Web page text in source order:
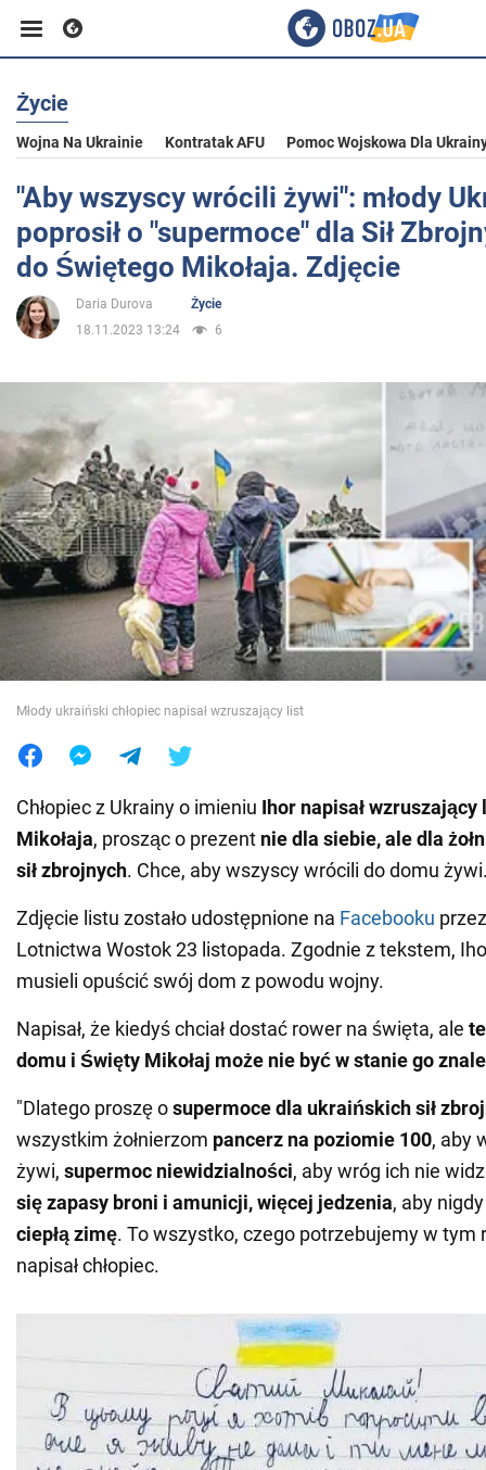
Biznes
Sport
Rozrywka
Życie
Społeczeństwo
Wojna na Ukrainie
Świat
Jedzenie
Życie
Wojna Na Ukrainie Kontratak AFU Pomoc Wojskowa Dla
"Aby wszyscy wrócili żywi": młody
poprosił o "supermoce" dla Sił
do Świętego Mikołaja. Zdjęcie
Daria Durova
Życie
18.11.2023 13:24
6
Młody ukraiński chłopiec napisał wzruszający list
Chłopiec z Ukrainy o imieniu Ihor napisał wzruszający
Mikołaja, prosząc o prezent nie dla siebie, ale dla
sił zbrojnych. Chce, aby wszyscy wrócili do domu
Zdjęcie listu zostało udostępnione na Facebooku
Lotnictwa Wostok 23 listopada. Zgodnie z tekstem,
musieli opuścić swój dom z powodu wojny.
Napisał, że kiedyś chciał dostać rower na święta, ale
domu i Święty Mikołaj może nie być w stanie go
"Dlatego proszę osupermoce dla ukraińskich sił
wszystkim żołnierzom pancerz na poziomie 100, aby
żywi, supermoc niewidzialności, aby wróg ich nie
się zapasy broni i amunicji, więcej jedzenia, aby
ciepłą zimę. To wszystko, czego potrzebujemy w tym
napisał chłopiec.